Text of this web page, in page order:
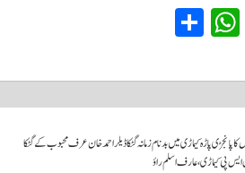
E
m
W
ha
ts
A
pp
re
پانجڑی پاڑہ کیماڑی میں بدنام زمانہ گٹکا ڈیلر احمد خان عرف محبوب کے گٹکا
ایس پی کیماڑی، عارف اسلم راؤ